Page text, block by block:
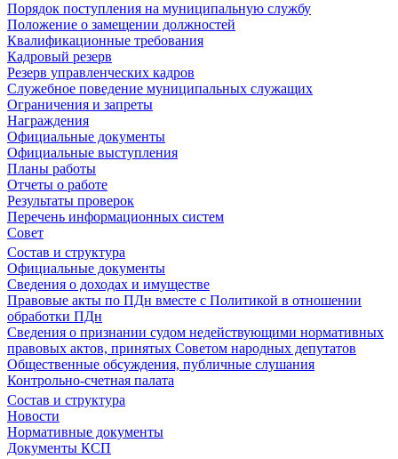
Порядок поступления на муниципальную службу
Положение о замещении должностей
Квалификационные требования
Кадровый резерв
Резерв управленческих кадров
Служебное поведение муниципальных служащих
Ограничения и запреты
Награждения
Официальные документы
Официальные выступления
Планы работы
Отчеты о работе
Результаты проверок
Перечень информационных систем
Совет
Состав и структура
Официальные документы
Сведения о доходах и имуществе
Правовые акты по ПДн вместе с Политикой в отношении
обработки ПДн
Сведения о признании судом недействующими нормативных
правовых актов, принятых Советом народных депутатов
Общественные обсуждения, публичные слушания
Контрольно-счетная палата
Состав и структура
Новости
Нормативные документы
Документы КСП